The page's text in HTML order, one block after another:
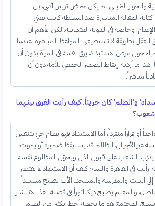
والحوار الخيالي لم يكن محض تزيين أدبي، بل
المقالة المباشرة ضد السلطة كانت تعني
وخاصة في الدولة العثمانية. لكن الأهم أن
العقل بطريقة لا تستطيعها المواعظ المباشرة. عندما
أطباء حول مرض الاستبداد، يرى نفسه في المرآة بدون أن
هذا ما أردته: إيقاظ الضمير الجمعي للأمة دون أن
مباشراً.
و'الظلم' كان جريئاً. كيف رأيت الفرق بينهما
أو قراراً منفرداً، أما الاستبداد فهو نظام حيّ يتنفس
عبر الأجيال. الظالم قد يستيقظ ضميره أو يموت،
يدرّب الشعب على قبول الذل ويحوّل المظلوم نفسه
رأيت في القاهرة والشام كيف أن الاستبداد لا يقتصر
البيت والمدرسة والمسجد. الأب يصبح مستبداً
والمعلم يصبح ديكتاتوراً في فصله. هذا الانتشار